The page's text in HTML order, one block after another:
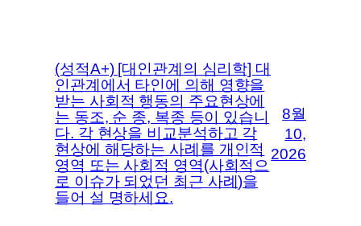
(성적A+) [대인관계의 심리학] 대
인관계에서 타인에 의해 영향을
받는 사회적 행동의 주요현상에
는 동조, 순 종, 복종 등이 있습니
다. 각 현상을 비교분석하고 각
현상에 해당하는 사례를 개인적
영역 또는 사회적 영역(사회적으
로 이슈가 되었던 최근 사례)을
들어 설 명하세요.
8월
10,
2026